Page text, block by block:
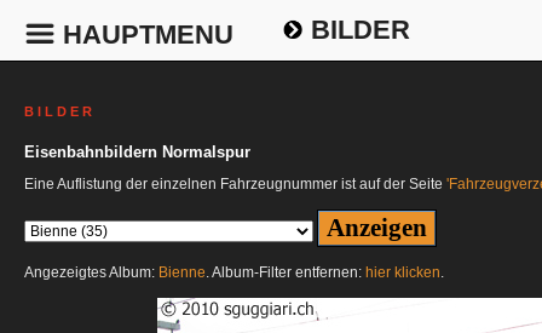
HAUPTMENU BILDER
B I L D E R
Eisenbahnbildern Normalspur
Eine Auflistung der einzelnen Fahrzeugnummer ist auf der Seite
Angezeigtes Album: Bienne. Album-Filter entfernen: hier klicken.